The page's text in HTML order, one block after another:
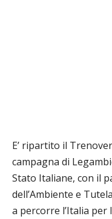
E’ ripartito il
campagna di
Stato Italiane, con il
dell’Ambiente e
a percorre l’Italia per